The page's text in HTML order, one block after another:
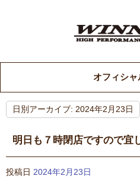
オフィシャ
日別アーカイブ: 2024年2月23日
明日も７時閉店ですので宜
投稿日 2024年2月23日